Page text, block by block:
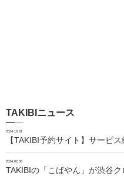
TAKIBIニュース
2024.10.01
【TAKIBI予約サイト】サービ
2024.02.06
TAKIBIの「こばやん」が渋谷